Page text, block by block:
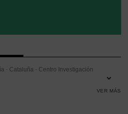
- Cataluña - Centro Investigación
VER MÁS